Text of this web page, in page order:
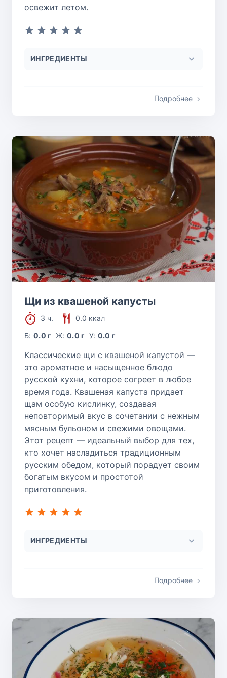
освежит летом.
ИНГРЕДИЕНТЫ
Подробнее
Щи из квашеной капусты
3 ч.
0.0 ккал
Б:0.0 г Ж: 0.0 г У: 0.0 г
Классические щи с квашеной капустой —
это ароматное и насыщенное блюдо
русской кухни, которое согреет в любое
время года. Квашеная капуста придает
щам особую кислинку, создавая
неповторимый вкус в сочетании с нежным
мясным бульоном и свежими овощами.
Этот рецепт — идеальный выбор для тех,
кто хочет насладиться традиционным
русским обедом, который порадует своим
богатым вкусом и простотой
приготовления.
ИНГРЕДИЕНТЫ
Подробнее